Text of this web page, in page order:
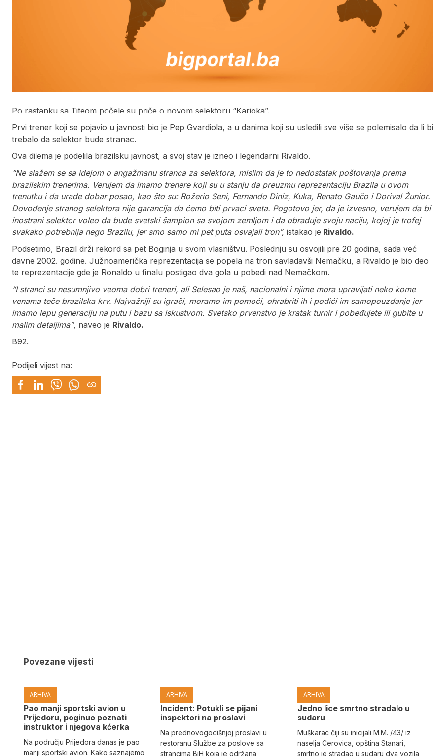
Po rastanku sa Titeom počele su priče o novom selektoru “Karioka”.
Prvi trener koji se pojavio u javnosti bio je Pep Gvardiola, a u danima koji su usledili sve više se polemisalo da li bi
trebalo da selektor bude stranac.
Ova dilema je podelila brazilsku javnost, a svoj stav je izneo i legendarni Rivaldo.
“Ne slažem se sa idejom o angažmanu stranca za selektora, mislim da je to nedostatak poštovanja prema
brazilskim trenerima. Verujem da imamo trenere koji su u stanju da preuzmu reprezentaciju Brazila u ovom
trenutku i da urade dobar posao, kao što su: Rožerio Seni, Fernando Diniz, Kuka, Renato Gaučo i Dorival Žunior.
Dovođenje stranog selektora nije garancija da ćemo biti prvaci sveta. Pogotovo jer, da je izvesno, verujem da bi
inostrani selektor voleo da bude svetski šampion sa svojom zemljom i da obraduje svoju naciju, kojoj je trofej
svakako potrebnija nego Brazilu, jer smo samo mi pet puta osvajali tron”, istakao je Rivaldo.
Podsetimo, Brazil drži rekord sa pet Boginja u svom vlasništvu. Poslednju su osvojili pre 20 godina, sada već
davne 2002. godine. Južnoamerička reprezentacija se popela na tron savladavši Nemačku, a Rivaldo je bio deo
te reprezentacije gde je Ronaldo u finalu postigao dva gola u pobedi nad Nemačkom.
“I stranci su nesumnjivo veoma dobri treneri, ali Selesao je naš, nacionalni i njime mora upravljati neko kome
venama teče brazilska krv. Najvažniji su igrači, moramo im pomoći, ohrabriti ih i podići im samopouzdanje jer
imamo lepu generaciju na putu i ​​bazu sa iskustvom. Svetsko prvenstvo je kratak turnir i pobeđujete ili gubite u
malim detaljima”, naveo je Rivaldo.
B92.
Podijeli vijest na:
Povezane vijesti
ARHIVA
Pao manji sportski avion u
Prijedoru, poginuo poznati
instruktor i njegova kćerka
Na području Prijedora danas je pao
manji sportski avion. Kako saznajemo
ARHIVA
Incident: Potukli se pijani
inspektori na proslavi
Na prednovogodišnjoj proslavi u
restoranu Službe za poslove sa
strancima BiH koja je održana
ARHIVA
Јedno lice smrtno stradalo u
sudaru
Muškarac čiji su inicijali M.M. /43/ iz
naselja Cerovica, opština Stanari,
smrtno je stradao u sudaru dva vozila